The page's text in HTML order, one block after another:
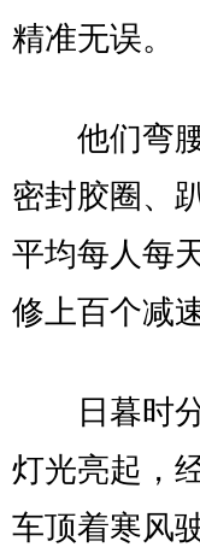
精准无误。
他们弯腰
密封胶圈、
平均每人每
修上百个减
日暮时分
灯光亮起，
车顶着寒风